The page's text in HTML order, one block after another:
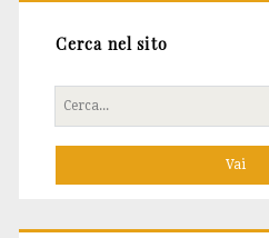
Cerca nel sito
Cerca
per: